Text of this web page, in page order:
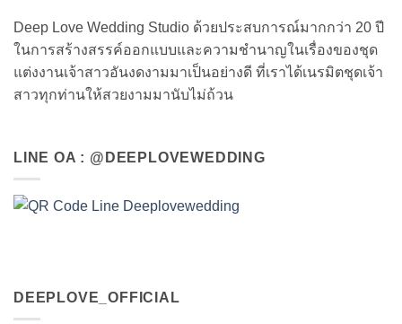
Deep Love Wedding Studio ด้วยประสบการณ์มากกว่า 20 ปี
ในการสร้างสรรค์ออกแบบและความชำนาญในเรื่องของชุด
แต่งงานเจ้าสาวอันงดงามมาเป็นอย่างดี ที่เราได้เนรมิตชุดเจ้า
สาวทุกท่านให้สวยงามมานับไม่ถ้วน
LINE OA : @DEEPLOVEWEDDING
DEEPLOVE_OFFICIAL